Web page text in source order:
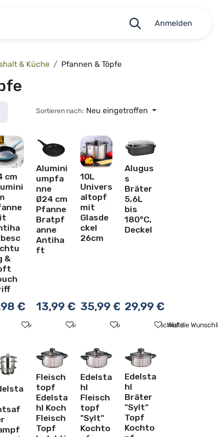
Anmelden
& Küche Pfannen & Töpfe
Sortieren nach: Neu eingetroffen
die Wunschliste
cm
&
€
Auf die Wunschliste
Alumini
umpfa
nne
Ø24 cm
Pfanne
Bratpf
anne
Antiha
ft
13,99€
Auf die Wunschliste
10L
Univers
altopf
mit
Glasde
ckel
26cm
35,99€
Auf die Wunschliste
Alugus
s
Bräter
5,6L
bis
180°C,
Deckel
29,99€
Auf die
Fleisch
topf
Edelsta
hl Koch
Fleisch
Topf
Edelsta
hl
Fleisch
topf
"Sylt"
Kochto
Edelsta
hl
Bräter
"Sylt"
Topf
Kochto